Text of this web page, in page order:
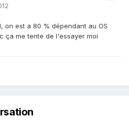
on est a 80 % dépendant au OS
ça me tente de l'essayer moi